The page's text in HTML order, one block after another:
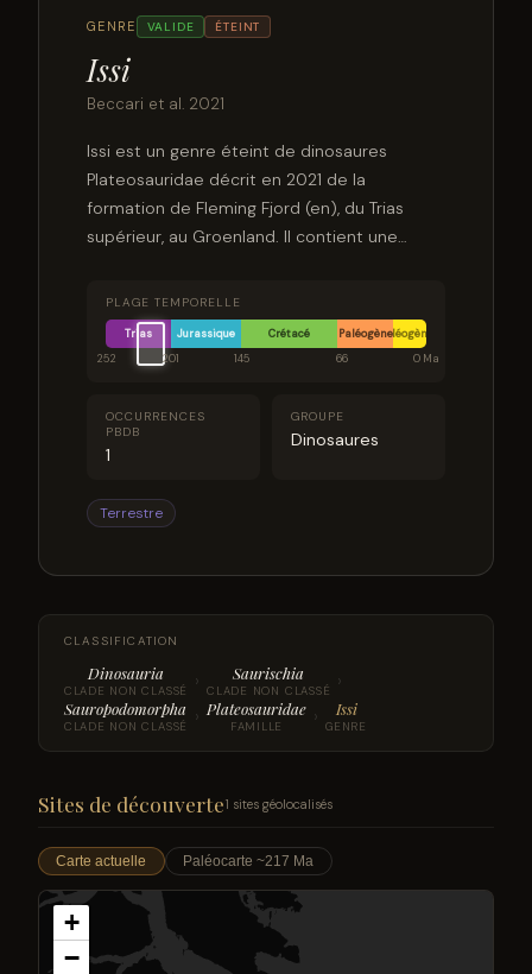
GENRE VALIDE ÉTEINT
Issi
Beccari et al. 2021
Issi est un genre éteint de dinosaures
Plateosauridae décrit en 2021 de la
formation de Fleming Fjord (en), du Trias
supérieur, au Groenland. Il contient une
complet signifie « os froids ».
PLAGE TEMPORELLE
Trias Jurassique Crétacé PaléogèneNéogène
252
201 145 66 0 Ma
OCCURRENCES
PBDB
1
GROUPE
Dinosaures
Terrestre
CLASSIFICATION
Dinosauria
CLADE NON CLASSÉ › Saurischia
CLADE NON CLASSÉ ›
Sauropodomorpha
CLADE NON CLASSÉ › Plateosauridae
FAMILLE › Issi
GENRE
Sites de découverte1 sites géolocalisés
Carte actuelle Paléocarte ~217 Ma
+
−